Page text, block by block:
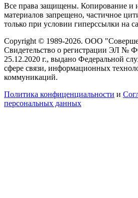
Все права защищены. Копирование и
материалов запрещено, частичное
только при условии гиперссылки на
Copyright © 1989-2026. ООО
Свидетельство о регистрации ЭЛ №
25.12.2020 г., выдано Федеральной
сфере связи, информационных
коммуникаций.
Политика конфиценциальности и
персональных данных